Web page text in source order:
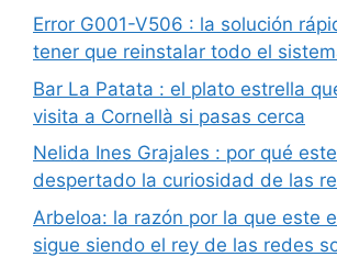
Error G001-V506 : la solución
tener que reinstalar todo el
Bar La Patata : el plato estrella
visita a Cornellà si pasas cerca
Nelida Ines Grajales : por qué
despertado la curiosidad de las
Arbeloa: la razón por la que este
sigue siendo el rey de las redes